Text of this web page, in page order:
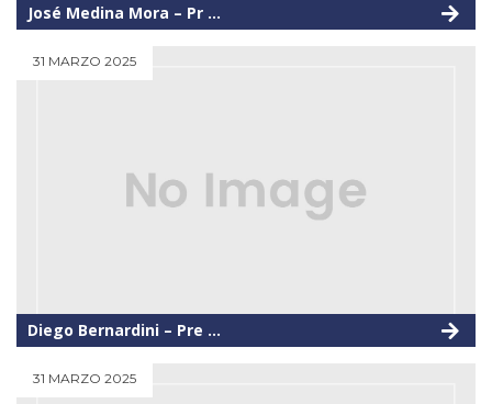
José Medina Mora – Pr ...
31 MARZO 2025
Diego Bernardini – Pre ...
31 MARZO 2025